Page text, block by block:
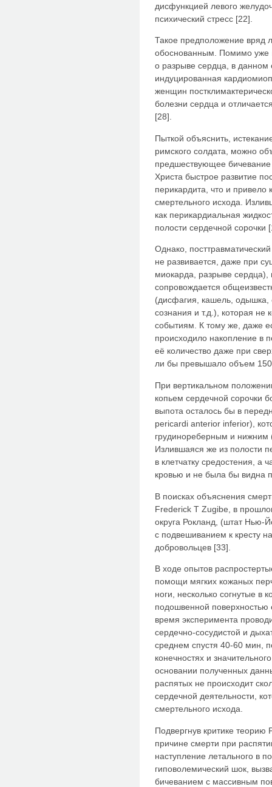
дисфункцией левого
психический стресс [22].
Такое предположение вряд
обоснованным. Помимо уже
о разрыве сердца, в данном
индуцированная
женщин
болезни сердца и
[28].
Пыткой объяснить,
римского солдата, можно
предшествующее
Христа быстрое развитие
перикардита, что и
смертельного исхода.
как перикардиальная
полости сердечной сорочки
Однако,
не развивается, даже при
миокарда, разрыве сердца),
сопровождается
(дисфагия, кашель, одышка,
сознания и т.д.), которая не
событиям. К тому же, даже
происходило накопление в
её количество даже при
ли бы превышало объем
При вертикальном
копьем сердечной сорочки
выпота осталось бы в
pericardi anterior inferior),
грудинореберным и
Излившаяся же из полости
в клетчатку средостения,
кровью и не была бы видна
В поисках объяснения
Frederick T Zugibe, в
округа Рокланд, (штат Нью-
с подвешиванием к кресту
добровольцев [33].
В ходе опытов
помощи мягких кожаных
ноги, несколько согнутые в
подошвенной поверхностью
время эксперимента
сердечно-сосудистой и
среднем спустя 40-60 мин,
конечностях и
основании полученных
распятых не происходит
сердечной деятельности,
смертельного исхода.
Подвергнув критике
причине смерти при
наступление летального в
гиповолемический шок,
бичеванием с массивным